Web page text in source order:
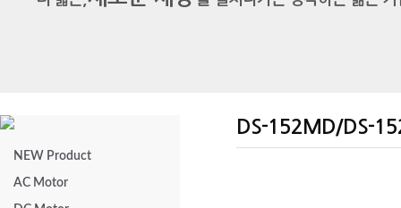
NEW Product
AC Motor
DS-152MD/DS-